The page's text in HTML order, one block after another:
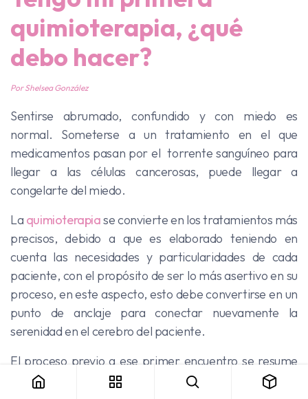
quimioterapia, ¿qué
debo hacer?
Por Shelsea González
Sentirse abrumado, confundido y con miedo es
normal. Someterse a un tratamiento en el que
medicamentos pasan por el torrente sanguíneo para
llegar a las células cancerosas, puede llegar a
congelarte del miedo.
La quimioterapiase convierte en los tratamientos más
precisos, debido a que es elaborado teniendo en
cuenta las necesidades y particularidades de cada
paciente, con el propósito de ser lo más asertivo en su
proceso, en este aspecto, esto debe convertirse en un
punto de anclaje para conectar nuevamente la
serenidad en el cerebro del paciente.
El proceso previo a ese primer encuentro se resume
en un grupo de momentos relacionados a exámenes,